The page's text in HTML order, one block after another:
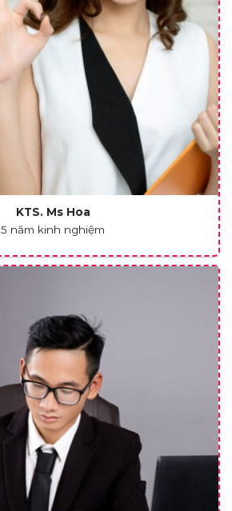
KTS. Ms Hoa
5 năm kinh nghiệm